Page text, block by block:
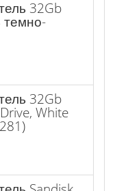
32Gb
темно-
32Gb
White